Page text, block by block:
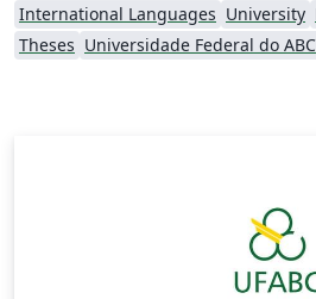
International Languages University
Theses Universidade Federal do ABC